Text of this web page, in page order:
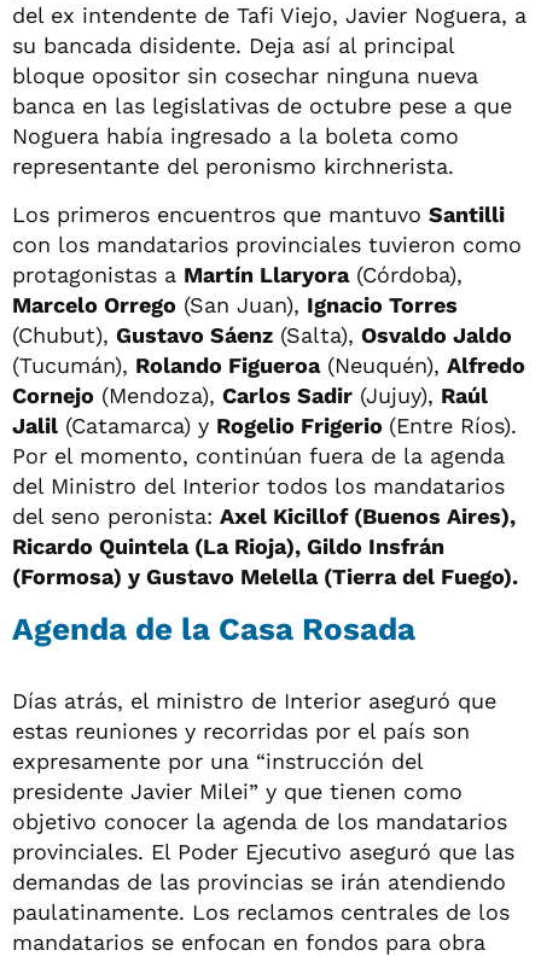
del ex intendente de Tafi Viejo, Javier Noguera, a
su bancada disidente. Deja así al principal
bloque opositor sin cosechar ninguna nueva
banca en las legislativas de octubre pese a que
Noguera había ingresado a la boleta como
representante del peronismo kirchnerista.
Los primeros encuentros que mantuvo Santilli
con los mandatarios provinciales tuvieron como
protagonistas a Martín Llaryora(Córdoba),
Marcelo Orrego (San Juan), Ignacio Torres
(Chubut), Gustavo Sáenz (Salta), Osvaldo Jaldo
(Tucumán), Rolando Figueroa(Neuquén), Alfredo
Cornejo (Mendoza), Carlos Sadir (Jujuy), Raúl
Jalil (Catamarca) y Rogelio Frigerio (Entre Ríos).
Por el momento, continúan fuera de la agenda
del Ministro del Interior todos los mandatarios
del seno peronista: Axel Kicillof (Buenos Aires),
Ricardo Quintela (La Rioja), Gildo Insfrán
(Formosa) y Gustavo Melella (Tierra del Fuego).
Agenda de la Casa Rosada
Días atrás, el ministro de Interior aseguró que
estas reuniones y recorridas por el país son
expresamente por una “instrucción del
presidente Javier Milei” y que tienen como
objetivo conocer la agenda de los mandatarios
provinciales. El Poder Ejecutivo aseguró que las
demandas de las provincias se irán atendiendo
paulatinamente. Los reclamos centrales de los
mandatarios se enfocan en fondos para obra